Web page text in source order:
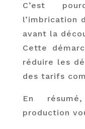
C’est
l’imbrication
avant la
Cette
réduire les
des tarifs
En
production